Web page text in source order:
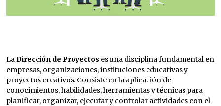
LaDirección de Proyectos es una disciplina fundamental en
empresas, organizaciones, instituciones educativas y
proyectos creativos. Consiste en la aplicación de
conocimientos, habilidades, herramientas y técnicas para
planificar, organizar, ejecutar y controlar actividades con el